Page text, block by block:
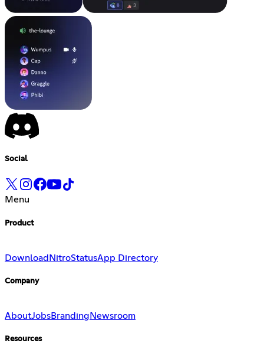
Social
Menu
Product
Download NitroStatusApp Directory
Company
AboutJobsBranding Newsroom
Resources